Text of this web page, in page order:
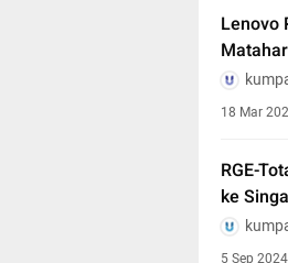
Lenovo
18 Mar
RGE-
ke
5 Sep 2024